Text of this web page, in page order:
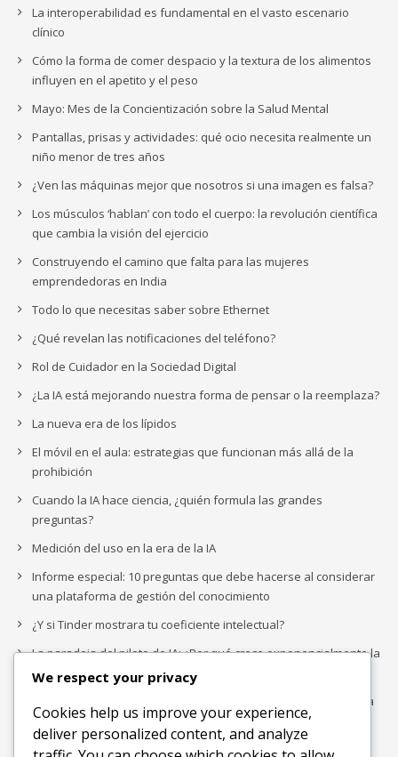
La interoperabilidad es fundamental en el vasto escenario
clínico
Cómo la forma de comer despacio y la textura de los alimentos
influyen en el apetito y el peso
Mayo: Mes de la Concientización sobre la Salud Mental
Pantallas, prisas y actividades: qué ocio necesita realmente un
niño menor de tres años
¿Ven las máquinas mejor que nosotros si una imagen es falsa?
Los músculos ‘hablan’ con todo el cuerpo: la revolución científica
que cambia la visión del ejercicio
Construyendo el camino que falta para las mujeres
emprendedoras en India
Todo lo que necesitas saber sobre Ethernet
¿Qué revelan las notificaciones del teléfono?
Rol de Cuidador en la Sociedad Digital
¿La IA está mejorando nuestra forma de pensar o la reemplaza?
La nueva era de los lípidos
El móvil en el aula: estrategias que funcionan más allá de la
prohibición
Cuando la IA hace ciencia, ¿quién formula las grandes
preguntas?
Medición del uso en la era de la IA
Informe especial: 10 preguntas que debe hacerse al considerar
una plataforma de gestión del conocimiento
¿Y si Tinder mostrara tu coeficiente intelectual?
La paradoja del piloto de IA: ¿Por qué crece exponencialmente la
complejidad de la IA empresarial?
Los organigramas de marketing se crearon para los canales. La
IA acaba de dejarlos obsoletos.
We respect your privacy
Cookies help us improve your experience,
deliver personalized content, and analyze